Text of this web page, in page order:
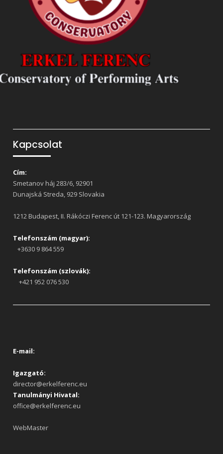
Kapcsolat
Cím:
Smetanov háj 283/6, 92901
Dunajská Streda, 929 Slovakia
1212 Budapest, II. Rákóczi Ferenc út 121-123. Magyarország
Telefonszám (magyar):
+3630 9 864 559
Telefonszám (szlovák):
+421 952 076 530
E-mail:
Igazgató:
director@erkelferenc.eu
Tanulmányi Hivatal:
office@erkelferenc.eu
WebMaster